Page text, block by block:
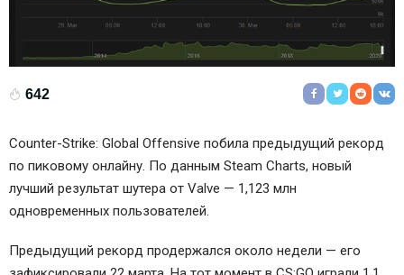
642
Counter-Strike: Global Offensive побила предыдущий рекорд
по пиковому онлайну. По данным Steam Charts, новый
лучший результат шутера от Valve — 1,123 млн
одновременных пользователей.
Предыдущий рекорд продержался около недели — его